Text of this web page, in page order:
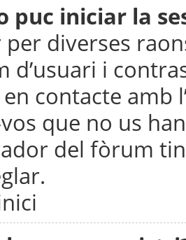
puc iniciar la
per diverses
d’usuari i
contacte
que no us
del fòrum